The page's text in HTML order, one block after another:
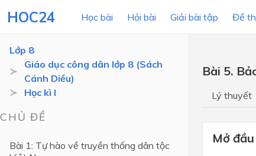
HOC24 Học bài Hỏi bài Giải bài tập Đề
LỚP HỌC
Lớp 8
Giáo dục công dân lớp 8 (Sách
Cánh Diều)
Học kì I
CHỦ ĐỀ
Bài 1: Tự hào về truyền thống dân tộc
Bài 5.
Lý thuyết
Mở